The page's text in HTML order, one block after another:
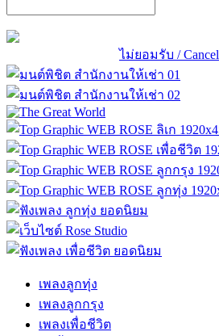
ไม่ยอมรับ / Cancel
เพลงลูกทุ่ง
เพลงลูกกรุง
เพลงเพื่อชีวิต